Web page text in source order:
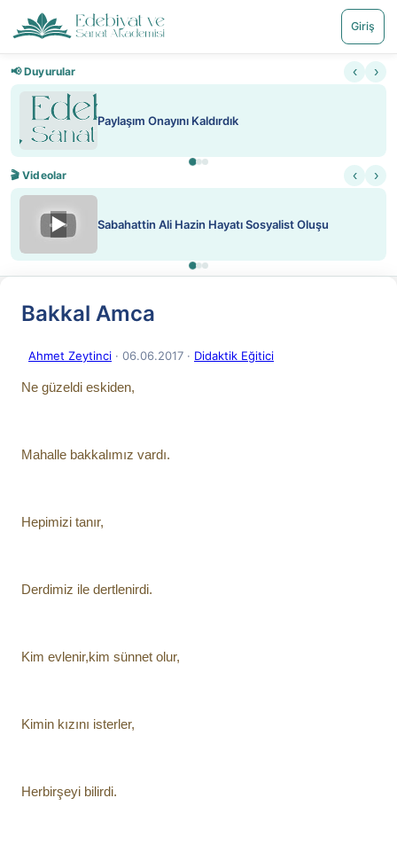
Giriş
📢 Duyurular ‹ ›
Nadir içeriklere kısıtlama ve kredi sistemi getirildi
🎬 Videolar ‹ ›
▶ ATEŞ YAKMAK KONU ÖZET J. LONDON
Bakkal Amca
Ahmet Zeytinci · 06.06.2017 · Didaktik Eğitici
Ne güzeldi eskiden,
Mahalle bakkalımız vardı.
Hepimizi tanır,
Derdimiz ile dertlenirdi.
Kim evlenir,kim sünnet olur,
Kimin kızını isterler,
Herbirşeyi bilirdi.